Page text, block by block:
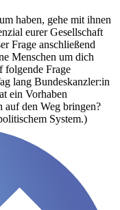
haben, gehe mit ihnen
eurer Gesellschaft
Frage anschließend
Menschen um dich
folgende Frage
lang Bundeskanzler:in
ein Vorhaben
den Weg bringen?
System.)